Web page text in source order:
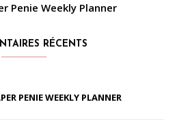
Penie Weekly Planner
RÉCENTS
PENIE WEEKLY PLANNER